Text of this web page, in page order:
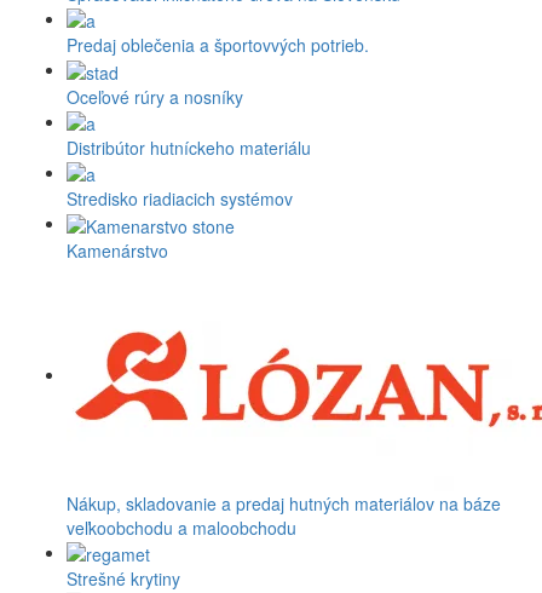
Predaj oblečenia a športovvých potrieb.
Oceľové rúry a nosníky
Distribútor hutníckeho materiálu
Stredisko riadiacich systémov
Kamenárstvo
Nákup, skladovanie a predaj hutných materiálov na báze
veľkoobchodu a maloobchodu
Strešné krytiny